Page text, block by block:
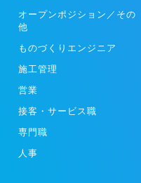
オープンポジション／その
他
ものづくりエンジニア
施工管理
営業
接客・サービス職
専門職
人事